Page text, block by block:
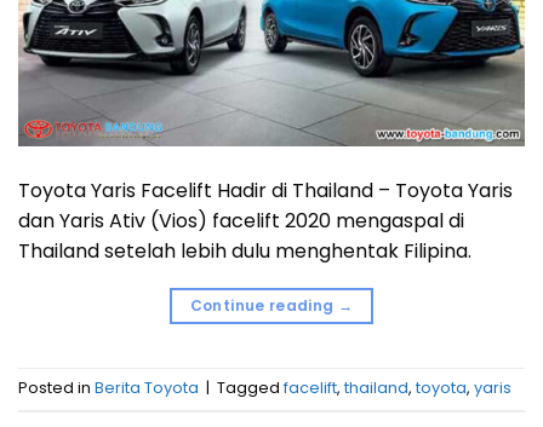
Toyota Yaris Facelift Hadir di Thailand – Toyota Yaris
dan Yaris Ativ (Vios) facelift 2020 mengaspal di
Thailand setelah lebih dulu menghentak Filipina.
Continue reading →
Posted in Berita Toyota | Tagged facelift, thailand, toyota, yaris